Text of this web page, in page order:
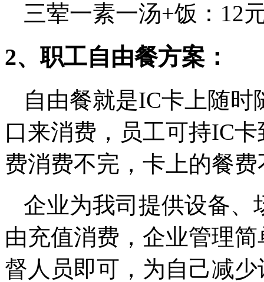
三荤一素一汤+饭：12
2、职工自由餐方案：
自由餐就是IC卡上随
口来消费，员工可持IC
费消费不完，卡上的餐
企业为我司提供设备、
由充值消费，企业管理
督人员即可，为自己减